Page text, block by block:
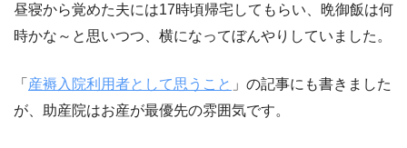
昼寝から覚めた夫には17時頃帰宅してもらい、晩御飯は何
時かな～と思いつつ、横になってぼんやりしていました。
「 産褥入院利用者として思うこと 」の記事にも書きました
が、助産院はお産が最優先の雰囲気です。